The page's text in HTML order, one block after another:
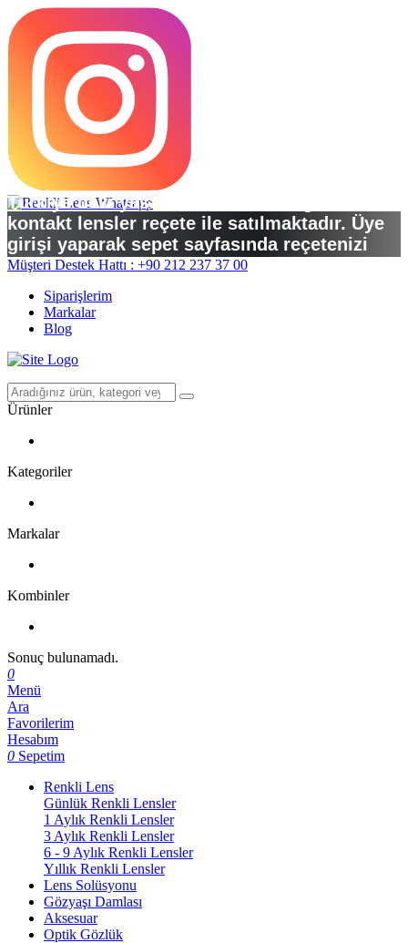
Türkiye’deki yasal düzenlemelere göre
kontakt lensler reçete ile satılmaktadır. Üye
girişi yaparak sepet sayfasında reçetenizi
yükleyebilirsiniz.
Müşteri Destek Hattı : +90 212 237 37 00
Siparişlerim
Markalar
Blog
Ürünler
Kategoriler
Markalar
Kombinler
Sonuç bulunamadı.
0
Menü
Ara
Favorilerim
Hesabım
0 Sepetim
Renkli Lens
Günlük Renkli Lensler
1 Aylık Renkli Lensler
3 Aylık Renkli Lensler
6 - 9 Aylık Renkli Lensler
Yıllık Renkli Lensler
Lens Solüsyonu
Gözyaşı Damlası
Aksesuar
Optik Gözlük